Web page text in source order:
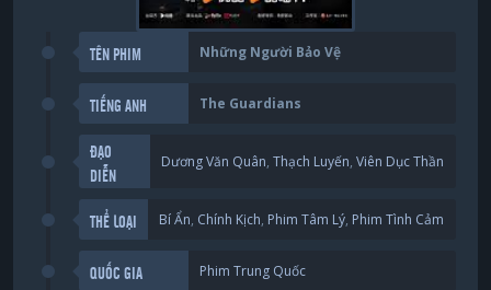
TÊN PHIM Những Người Bảo Vệ
TIẾNG ANH The Guardians
ĐẠO
DIỄN
Dương Văn Quân,Thạch Luyến,Viên Dục Thần
THỂ LOẠI Bí Ẩn, Chính Kịch, Phim Tâm Lý, Phim Tình Cảm
QUỐC GIA Phim Trung Quốc